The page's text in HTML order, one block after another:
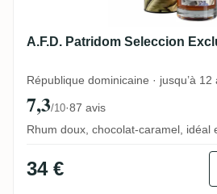
A.F.D. Patridom Seleccion
République dominicaine · jusqu’à 12
7,3/10·87 avis
Rhum doux, chocolat-caramel, idéal
34 €